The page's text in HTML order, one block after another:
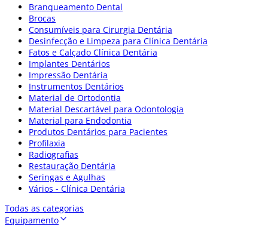
Branqueamento Dental
Brocas
Consumíveis para Cirurgia Dentária
Desinfecção e Limpeza para Clínica Dentária
Fatos e Calçado Clínica Dentária
Implantes Dentários
Impressão Dentária
Instrumentos Dentários
Material de Ortodontia
Material Descartável para Odontologia
Material para Endodontia
Produtos Dentários para Pacientes
Profilaxia
Radiografias
Restauração Dentária
Seringas e Agulhas
Vários - Clínica Dentária
Todas as categorias
Equipamento